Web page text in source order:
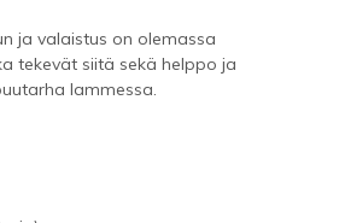
ja valaistus on olemassa
tekevät siitä sekä helppo ja
lammessa.